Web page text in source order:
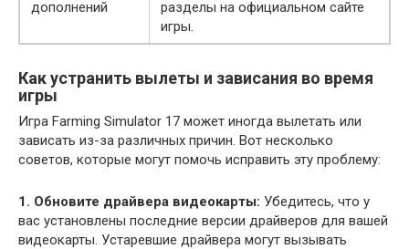
дополнений
разделы на официальном сайте
игры.
Как устранить вылеты и зависания во время
игры
Игра Farming Simulator 17 может иногда вылетать или
зависать из-за различных причин. Вот несколько
советов, которые могут помочь исправить эту проблему:
1. Обновите драйвера видеокарты: Убедитесь, что у
вас установлены последние версии драйверов для вашей
видеокарты. Устаревшие драйвера могут вызывать